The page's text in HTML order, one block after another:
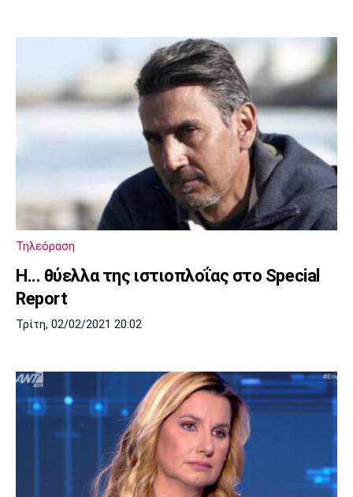
Τηλεόραση
Η... θύελλα της ιστιοπλοΐας στο Special
Report
Τρίτη, 02/02/2021 20:02